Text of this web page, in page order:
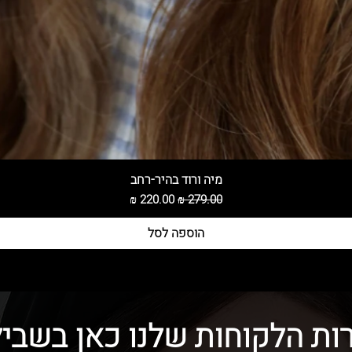
מיה ורוד בהיר-רחב
מחיר רגילמחיר מבצע
הוספה לסל
הלקוחות שלנו כאן